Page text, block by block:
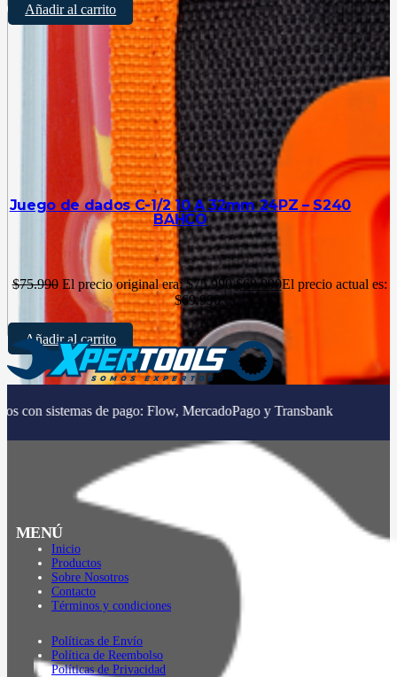
Añadir al carrito
Juego de dados C-1/2 10 A 32mm 24PZ – S240
BAHCO
$75.990 El precio original era: $75.990.$69.990El precio actual es:
$69.990.
Añadir al carrito
de pago: Flow, MercadoPago y Transbank
MENÚ
Inicio
Productos
Sobre Nosotros
Contacto
Términos y condiciones
Políticas de Envío
Política de Reembolso
Políticas de Privacidad